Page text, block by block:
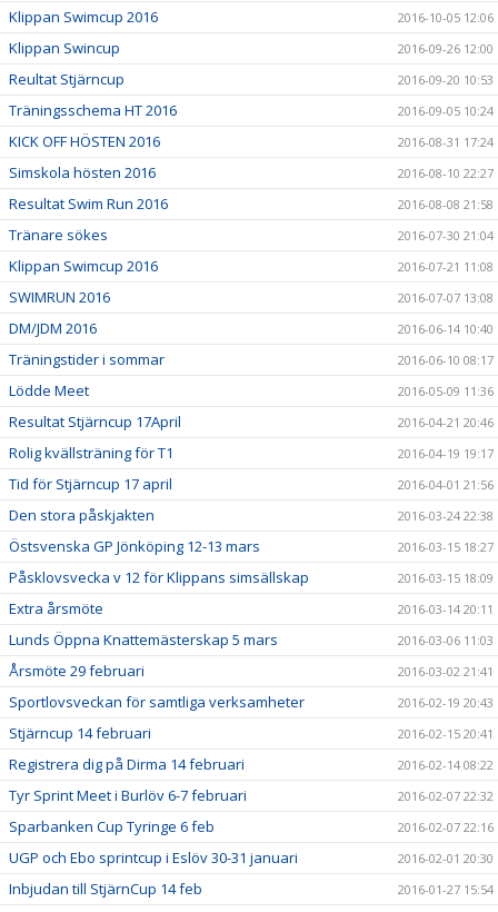
Klippan Swimcup 2016 2016-10-05 12:06
Klippan Swincup 2016-09-26 12:00
Reultat Stjärncup 2016-09-20 10:53
Träningsschema HT 2016 2016-09-05 10:24
KICK OFF HÖSTEN 2016 2016-08-31 17:24
Simskola hösten 2016 2016-08-10 22:27
Resultat Swim Run 2016 2016-08-08 21:58
Tränare sökes 2016-07-30 21:04
Klippan Swimcup 2016 2016-07-21 11:08
SWIMRUN 2016 2016-07-07 13:08
DM/JDM 2016 2016-06-14 10:40
Träningstider i sommar 2016-06-10 08:17
Lödde Meet 2016-05-09 11:36
Resultat Stjärncup 17April 2016-04-21 20:46
Rolig kvällsträning för T1 2016-04-19 19:17
Tid för Stjärncup 17 april 2016-04-01 21:56
Den stora påskjakten 2016-03-24 22:38
Östsvenska GP Jönköping 12-13 mars 2016-03-15 18:27
Påsklovsvecka v 12 för Klippans simsällskap 2016-03-15 18:09
Extra årsmöte 2016-03-14 20:11
Lunds Öppna Knattemästerskap 5 mars 2016-03-06 11:03
Årsmöte 29 februari 2016-03-02 21:41
Sportlovsveckan för samtliga verksamheter 2016-02-19 20:43
Stjärncup 14 februari 2016-02-15 20:41
Registrera dig på Dirma 14 februari 2016-02-14 08:22
Tyr Sprint Meet i Burlöv 6-7 februari 2016-02-07 22:32
Sparbanken Cup Tyringe 6 feb 2016-02-07 22:16
UGP och Ebo sprintcup i Eslöv 30-31 januari 2016-02-01 20:30
Inbjudan till StjärnCup 14 feb 2016-01-27 15:54